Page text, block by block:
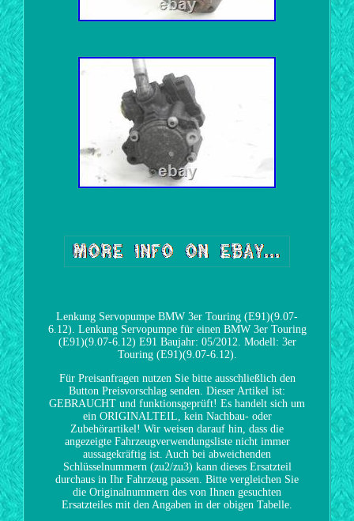
Lenkung Servopumpe BMW 3er Touring (E91)(9.07-
6.12). Lenkung Servopumpe für einen BMW 3er Touring
(E91)(9.07-6.12) E91 Baujahr: 05/2012. Modell: 3er
Touring (E91)(9.07-6.12).
Für Preisanfragen nutzen Sie bitte ausschließlich den
Button Preisvorschlag senden. Dieser Artikel ist:
GEBRAUCHT und funktionsgeprüft! Es handelt sich um
ein ORIGINALTEIL, kein Nachbau- oder
Zubehörartikel! Wir weisen darauf hin, dass die
angezeigte Fahrzeugverwendungsliste nicht immer
aussagekräftig ist. Auch bei abweichenden
Schlüsselnummern (zu2/zu3) kann dieses Ersatzteil
durchaus in Ihr Fahrzeug passen. Bitte vergleichen Sie
die Originalnummern des von Ihnen gesuchten
Ersatzteiles mit den Angaben in der obigen Tabelle.